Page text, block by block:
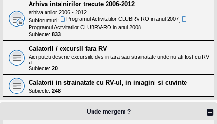
Arhiva intalnirilor trecute 2006-2012
arhiva anilor 2006 - 2012
Subforumuri:
Programul Activitatilor CLUBRV-RO in anul 2007
Programul Activitatilor CLUBRV-RO in anul 2008
Subiecte: 833
Calatorii / excursii fara RV
Aici puteti descrie excursiile dvs in tara sau strainatate unde nu ati fost cu RV-
ul.
Subiecte: 20
Calatorii in strainatate cu RV-ul, in imagini si cuvinte
Subiecte: 248
Unde mergem ?